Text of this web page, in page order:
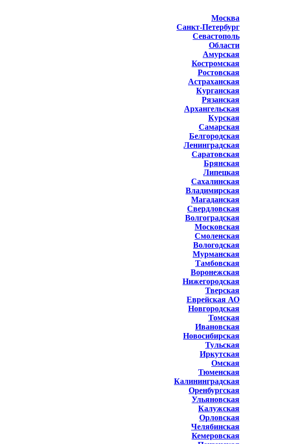
Москва
Санкт-Петербург
Севастополь
Области
Амурская
Костромская
Ростовская
Астраханская
Курганская
Рязанская
Архангельская
Курская
Самарская
Белгородская
Ленинградская
Саратовская
Брянская
Липецкая
Сахалинская
Владимирская
Магаданская
Свердловская
Волгоградская
Московская
Смоленская
Вологодская
Мурманская
Тамбовская
Воронежская
Нижегородская
Тверская
Еврейская АО
Новгородская
Томская
Ивановская
Новосибирская
Тульская
Иркутская
Омская
Тюменская
Калининградская
Оренбургская
Ульяновская
Калужская
Орловская
Челябинская
Кемеровская